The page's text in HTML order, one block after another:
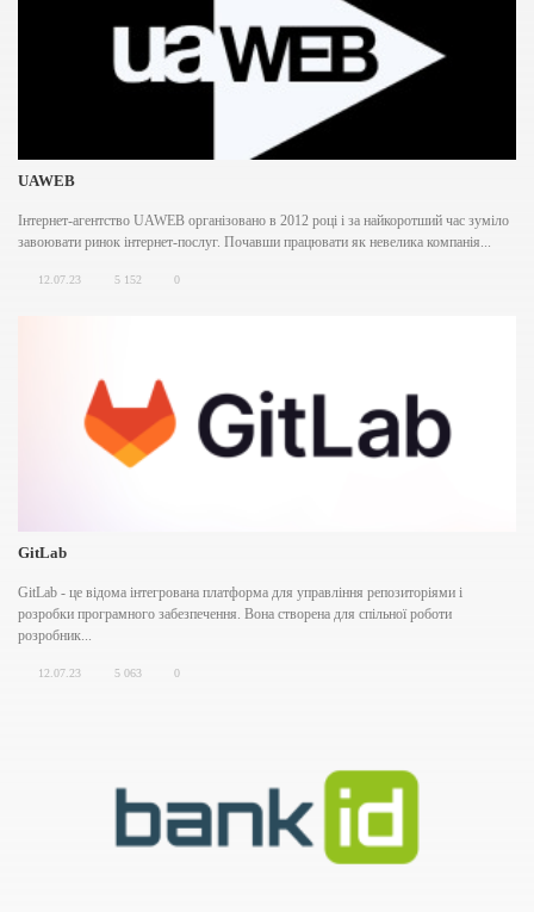
UAWEB
Інтернет-агентство UAWEB організовано в 2012 році і за найкоротший час зуміло
завоювати ринок інтернет-послуг. Почавши працювати як невелика компанія...
12.07.23 5 152 0
GitLab
GitLab - це відома інтегрована платформа для управління репозиторіями і
розробки програмного забезпечення. Вона створена для спільної роботи
розробник...
12.07.23 5 063 0